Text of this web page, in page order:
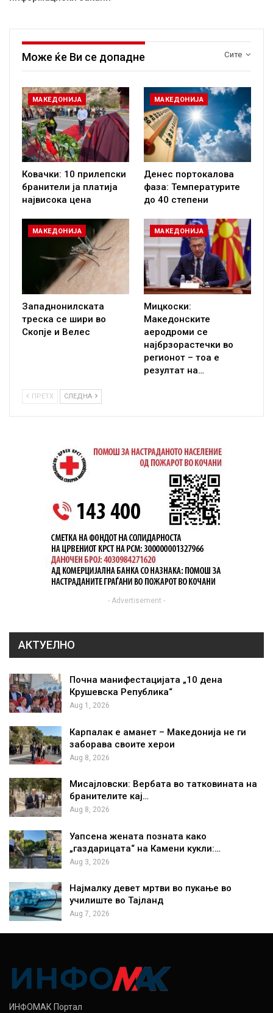
Сите
Може ќе Ви се допадне
МАКЕДОНИЈА
Ковачки: 10 прилепски
бранители ја платија
највисока цена
МАКЕДОНИЈА
Денес портокалова
фаза: Температурите
до 40 степени
МАКЕДОНИЈА
Западнонилската
треска се шири во
Скопје и Велес
МАКЕДОНИЈА
Мицкоски:
Македонските
аеродроми се
најбрзорастечки во
регионот – тоа е
резултат на…
ПРЕТХ СЛЕДНА
- Advertisement -
АКТУЕЛНО
Почна манифестацијата „10 дена
Крушевска Република“
Aug 1, 2026
Карпалак е аманет – Македонија не ги
заборава своите херои
Aug 8, 2026
Мисајловски: Вербата во татковината на
бранителите кај…
Aug 8, 2026
Уапсена жената позната како
„газдарицата“ на Камени кукли:…
Aug 3, 2026
Најмалку девет мртви во пукање во
училиште во Тајланд
Aug 7, 2026
ИНФОМАК Портал